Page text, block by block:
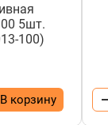
5шт.
100)
В корзину